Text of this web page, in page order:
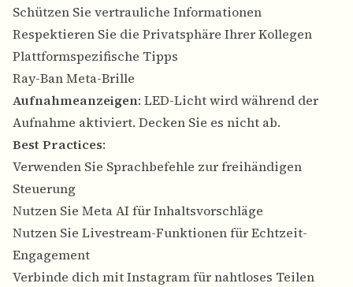
Schützen Sie vertrauliche Informationen
Respektieren Sie die Privatsphäre Ihrer Kollegen
Plattformspezifische Tipps
Ray-Ban Meta-Brille
Aufnahmeanzeigen: LED-Licht wird während der
Aufnahme aktiviert. Decken Sie es nicht ab.
Best Practices:
Verwenden Sie Sprachbefehle zur freihändigen
Steuerung
Nutzen Sie Meta AI für Inhaltsvorschläge
Nutzen Sie Livestream-Funktionen für Echtzeit-
Engagement
Verbinde dich mit Instagram für nahtloses Teilen